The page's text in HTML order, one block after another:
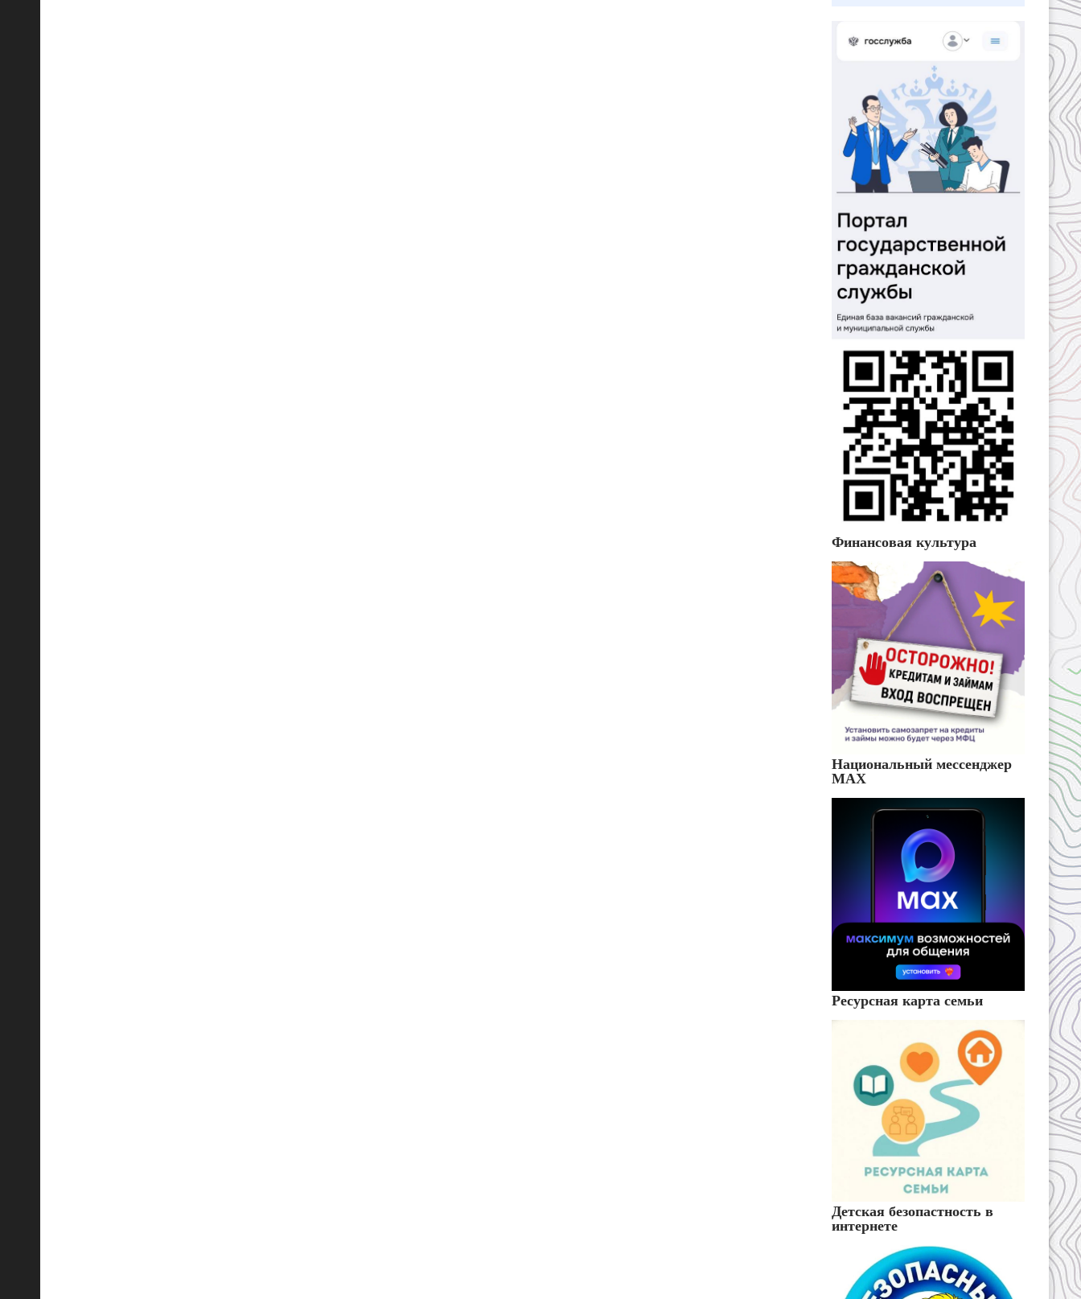
Финансовая культура
Национальный мессенджер
MAX
Ресурсная карта семьи
Детская безопастность в
интернете